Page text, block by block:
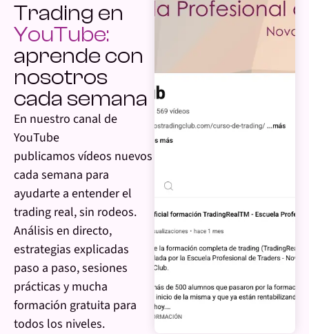
Trading en
YouTube:
aprende con
nosotros
cada semana
En nuestro canal de
YouTube
publicamos vídeos nuevos
cada semana para
ayudarte a entender el
trading real, sin rodeos.
Análisis en directo,
estrategias explicadas
paso a paso, sesiones
prácticas y mucha
formación gratuita para
todos los niveles.